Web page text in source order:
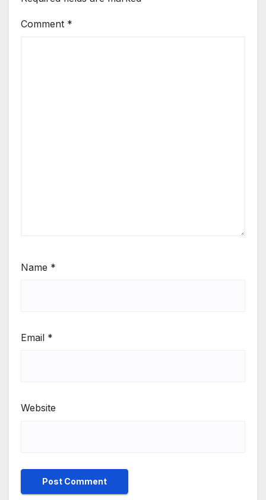
Comment *
Name *
Email *
Website